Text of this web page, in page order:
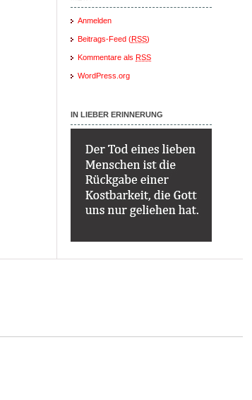
Anmelden
Beitrags-Feed (RSS)
Kommentare als RSS
WordPress.org
IN LIEBER ERINNERUNG